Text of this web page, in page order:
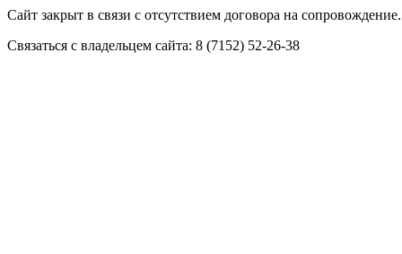
Сайт закрыт в связи с отсутствием договора на сопровождение.
Связаться с владельцем сайта: 8 (7152) 52-26-38